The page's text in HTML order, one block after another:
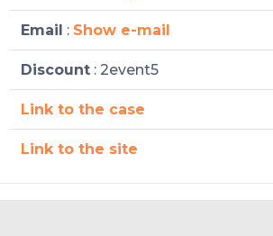
Email : Show e-mail
Discount : 2event5
Link to the case
Link to the site